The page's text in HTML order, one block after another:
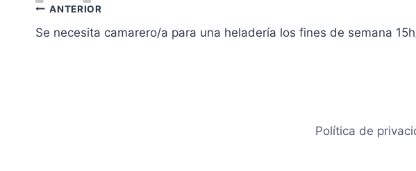
Navegación
de
ANTERIOR
Se necesita camarero/a para una heladería los fines de semana
Política de